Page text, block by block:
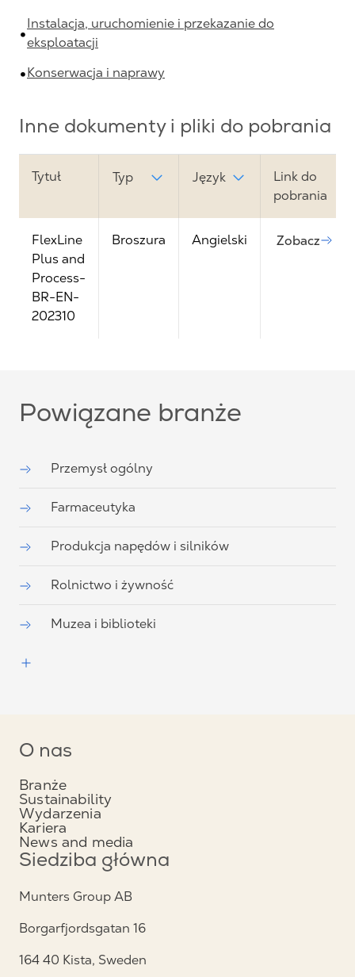
Instalacja, uruchomienie i przekazanie do
eksploatacji
Konserwacja i naprawy
Inne dokumenty i pliki do pobrania
Tytuł Typ Język
Link do
pobrania
FlexLine
Plus and
Process-
BR-EN-
202310
Broszura Angielski Zobacz
Powiązane branże
Przemysł ogólny
Farmaceutyka
Produkcja napędów i silników
Rolnictwo i żywność
Muzea i biblioteki
O nas
Branże
Sustainability
Wydarzenia
Kariera
News and media
Siedziba główna
Munters Group AB
Borgarfjordsgatan 16
164 40 Kista, Sweden